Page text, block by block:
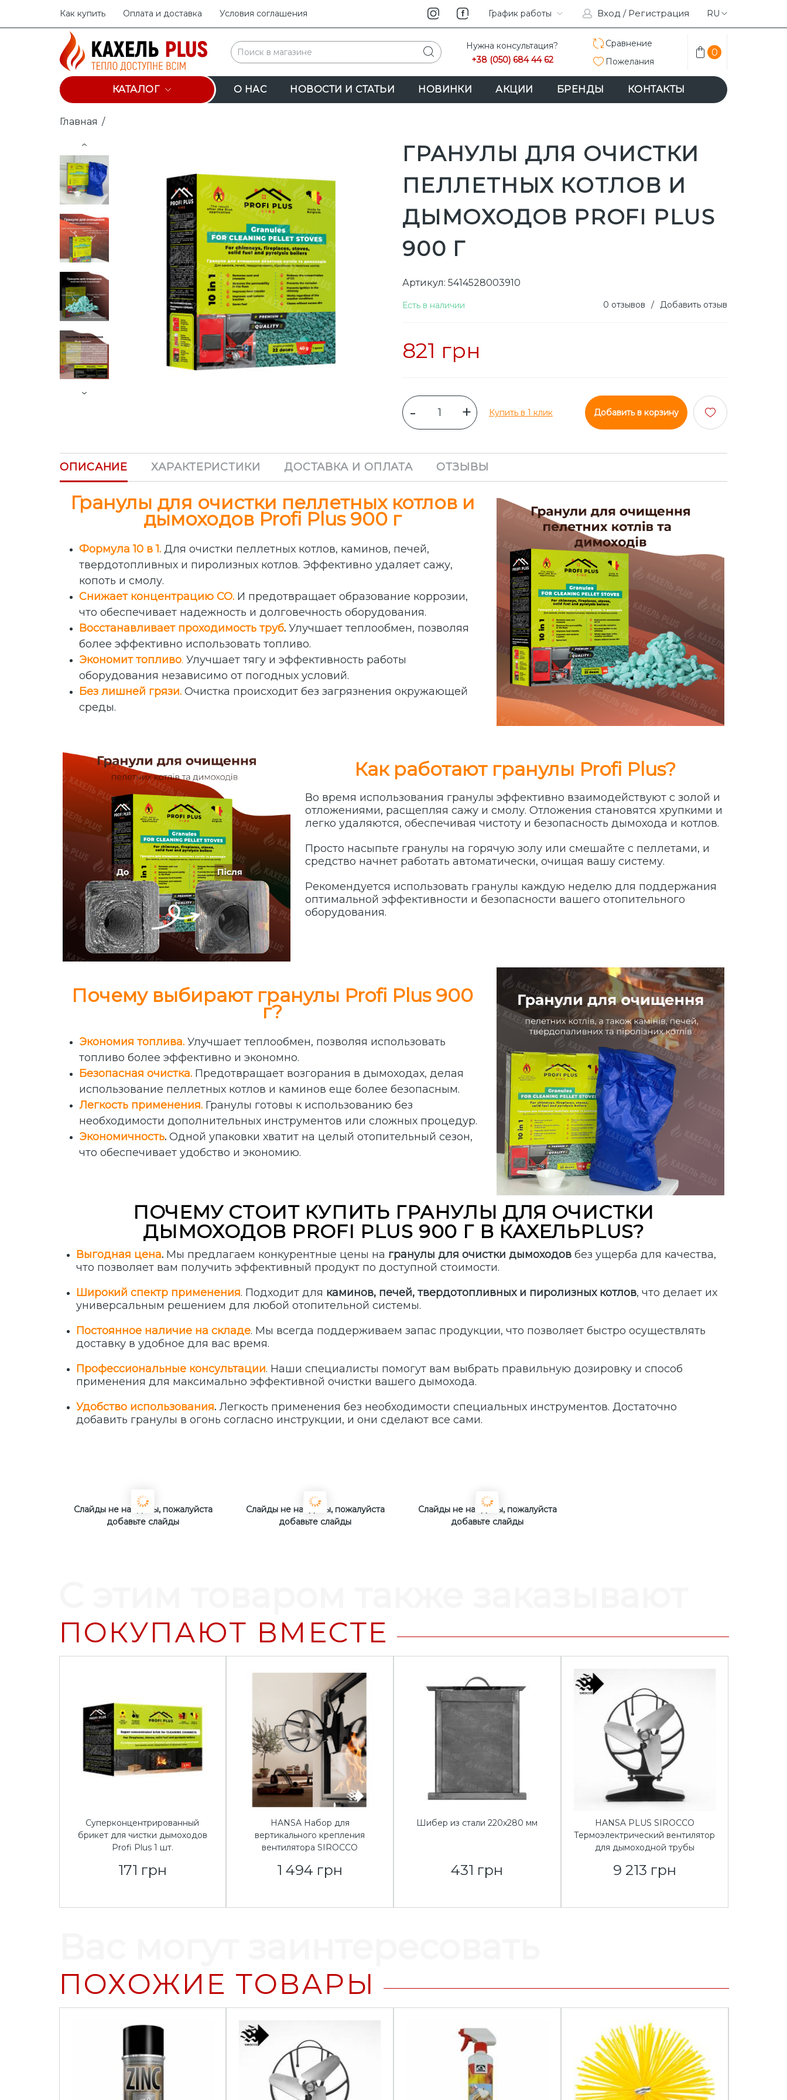
Как купить Оплата и доставка Условия соглашения INSTAGRAMFACEBOOK
График работы Вход / Регистрация RU
Нужна консультация?
+38 (050) 684 44 62
Сравнение
Пожелания
0
КАТАЛОГ О НАС НОВОСТИ И СТАТЬИ НОВИНКИ АКЦИИ БРЕНДЫ КОНТАКТЫ
Главная /
ГРАНУЛЫ ДЛЯ ОЧИСТКИ
ПЕЛЛЕТНЫХ КОТЛОВ И
ДЫМОХОДОВ PROFI PLUS
900 Г
Артикул: 5414528003910
Есть в наличии 0 отзывов / Добавить отзыв
821 грн
- + Купить в 1 клик Добавить в корзину
ОПИСАНИЕ ХАРАКТЕРИСТИКИ ДОСТАВКА И ОПЛАТА ОТЗЫВЫ
Гранулы для очистки пеллетных котлов и
дымоходов Profi Plus 900 г
Формула 10 в 1. Для очистки пеллетных котлов, каминов, печей,
твердотопливных и пиролизных котлов. Эффективно удаляет сажу,
копоть и смолу.
Снижает концентрацию СО. И предотвращает образование коррозии,
что обеспечивает надежность и долговечность оборудования.
Восстанавливает проходимость труб. Улучшает теплообмен, позволяя
более эффективно использовать топливо.
Экономит топливо. Улучшает тягу и эффективность работы
оборудования независимо от погодных условий.
Без лишней грязи. Очистка происходит без загрязнения окружающей
среды.
Как работают гранулы Profi Plus?
Во время использования гранулы эффективно взаимодействуют с золой и
отложениями, расщепляя сажу и смолу. Отложения становятся хрупкими и
легко удаляются, обеспечивая чистоту и безопасность дымохода и котлов.
Просто насыпьте гранулы на горячую золу или смешайте с пеллетами, и
средство начнет работать автоматически, очищая вашу систему.
Рекомендуется использовать гранулы каждую неделю для поддержания
оптимальной эффективности и безопасности вашего отопительного
оборудования.
Почему выбирают гранулы Profi Plus 900
г?
Экономия топлива. Улучшает теплообмен, позволяя использовать
топливо более эффективно и экономно.
Безопасная очистка. Предотвращает возгорания в дымоходах, делая
использование пеллетных котлов и каминов еще более безопасным.
Легкость применения. Гранулы готовы к использованию без
необходимости дополнительных инструментов или сложных процедур.
Экономичность. Одной упаковки хватит на целый отопительный сезон,
что обеспечивает удобство и экономию.
ПОЧЕМУ СТОИТ КУПИТЬ ГРАНУЛЫ ДЛЯ ОЧИСТКИ
ДЫМОХОДОВ PROFI PLUS 900 Г В КАХЕЛЬPLUS?
Выгодная цена. Мы предлагаем конкурентные цены на гранулы для очистки дымоходов без ущерба для качества,
что позволяет вам получить эффективный продукт по доступной стоимости.
Широкий спектр применения. Подходит для каминов, печей, твердотопливных и пиролизных котлов, что делает их
универсальным решением для любой отопительной системы.
Постоянное наличие на складе. Мы всегда поддерживаем запас продукции, что позволяет быстро осуществлять
доставку в удобное для вас время.
Профессиональные консультации. Наши специалисты помогут вам выбрать правильную дозировку и способ
применения для максимально эффективной очистки вашего дымохода.
Удобство использования. Легкость применения без необходимости специальных инструментов. Достаточно
добавить гранулы в огонь согласно инструкции, и они сделают все сами.
Слайды не найдены, пожалуйста
добавьте слайды
Слайды не найдены, пожалуйста
добавьте слайды
Слайды не найдены, пожалуйста
добавьте слайды
ПОКУПАЮТ ВМЕСТЕ
Суперконцентрированный
брикет для чистки дымоходов
Profi Plus 1 шт.
171 грн
HANSA Набор для
вертикального крепления
вентилятора SIROCCO
1 494 грн
Шибер из стали 220х280 мм
431 грн
HANSA PLUS SIROCCO
Термоэлектрический вентилятор
для дымоходной трубы
9 213 грн
ПОХОЖИЕ ТОВАРЫ